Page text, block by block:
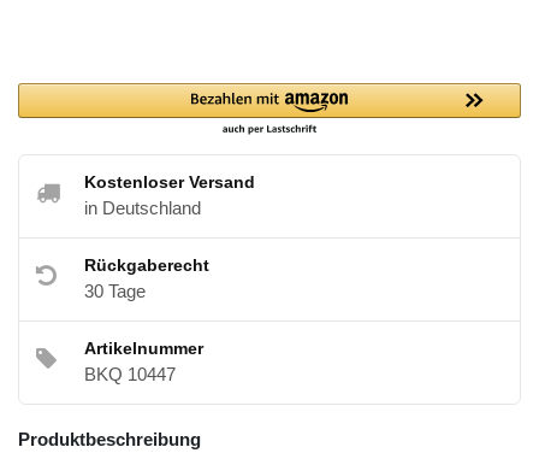
Kostenloser Versand
in Deutschland
Rückgaberecht
30 Tage
Artikelnummer
BKQ 10447
Produktbeschreibung